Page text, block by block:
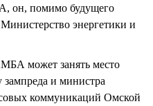
он, помимо будущего
энергетики и
может занять место
и министра
коммуникаций Омской